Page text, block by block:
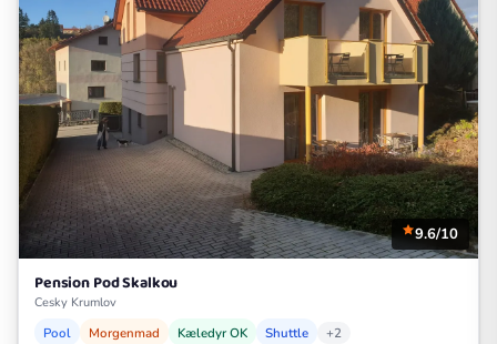
9.6/10
Pension Pod Skalkou
Cesky Krumlov
Pool Morgenmad Kæledyr OK Shuttle +2